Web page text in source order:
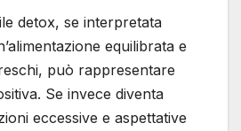
detox, se interpretata
equilibrata e
può rappresentare
Se invece diventa
eccessive e aspettative